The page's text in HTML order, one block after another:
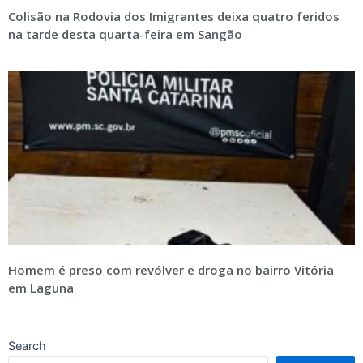
Colisão na Rodovia dos Imigrantes deixa quatro feridos
na tarde desta quarta-feira em Sangão
Homem é preso com revólver e droga no bairro Vitória
em Laguna
Search